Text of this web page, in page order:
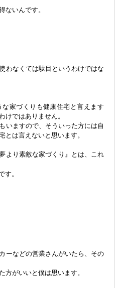
ないんです。
わなくては駄目というわけではな
家づくりも健康住宅と言えます
けではありません。
いますので、そういった方には自
とは言えないと思います。
より素敵な家づくり』とは、これ
す。
ーなどの営業さんがいたら、その
方がいいと僕は思います。